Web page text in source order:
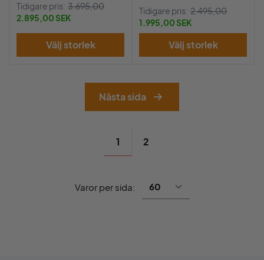
Tidigare pris: 3.695,00
2.895,00 SEK
Välj storlek
Tidigare pris: 2.495,00
1.995,00 SEK
Välj storlek
Nästa sida
1 2
Varor per sida: